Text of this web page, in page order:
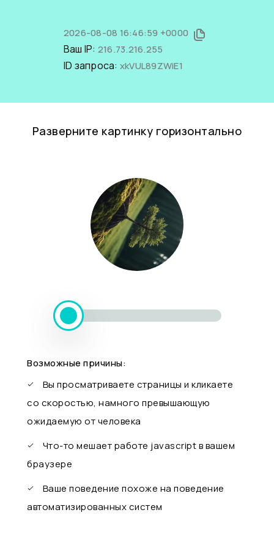
2026-08-08 16:46:59 +0000
Ваш IP: 216.73.216.255
ID запроса: xkVUL89ZWiE1
Разверните картинку горизонтально
Возможные причины:
Вы просматриваете страницы и кликаете
со скоростью, намного превышающую
ожидаемую от человека
Что-то мешает работе javascript в вашем
браузере
Ваше поведение похоже на поведение
автоматизированных систем